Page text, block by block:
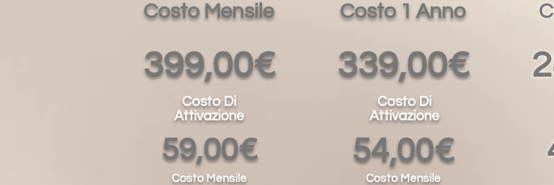
Costo Mensile
399,00€
Costo Di
Attivazione
59,00€
Costo Mensile
Costo 1 Anno
339,00€
Costo Di
Attivazione
54,00€
Costo Mensile